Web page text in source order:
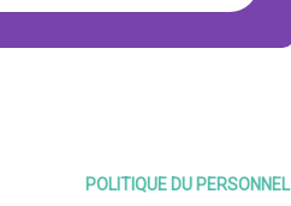
POLITIQUE DU PERSONNEL